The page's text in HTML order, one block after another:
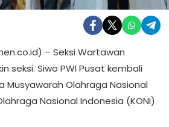
– Seksi Wartawan
seksi. Siwo PWI Pusat kembali
Olahraga Nasional
Nasional Indonesia (KONI)